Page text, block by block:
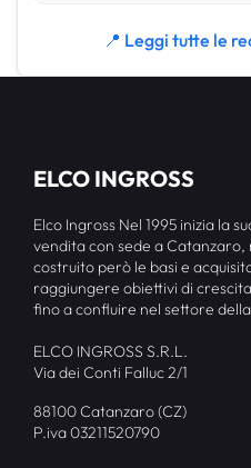
📍 Leggi tutte le
ELCO INGROSS
Elco Ingross Nel 1995 inizia la
vendita con sede a Catanzaro,
costruito però le basi e
raggiungere obiettivi di
fino a confluire nel settore
ELCO INGROSS S.R.L.
Via dei Conti Falluc 2/1
88100 Catanzaro (CZ)
P.iva 03211520790